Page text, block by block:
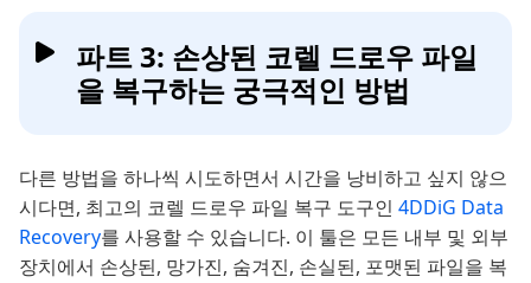
파트 3: 손상된 코렐 드로우 파일
을 복구하는 궁극적인 방법
다른 방법을 하나씩 시도하면서 시간을 낭비하고 싶지 않으
시다면, 최고의 코렐 드로우 파일 복구 도구인 4DDiG Data
Recovery를 사용할 수 있습니다. 이 툴은 모든 내부 및 외부
장치에서 손상된, 망가진, 숨겨진, 손실된, 포맷된 파일을 복